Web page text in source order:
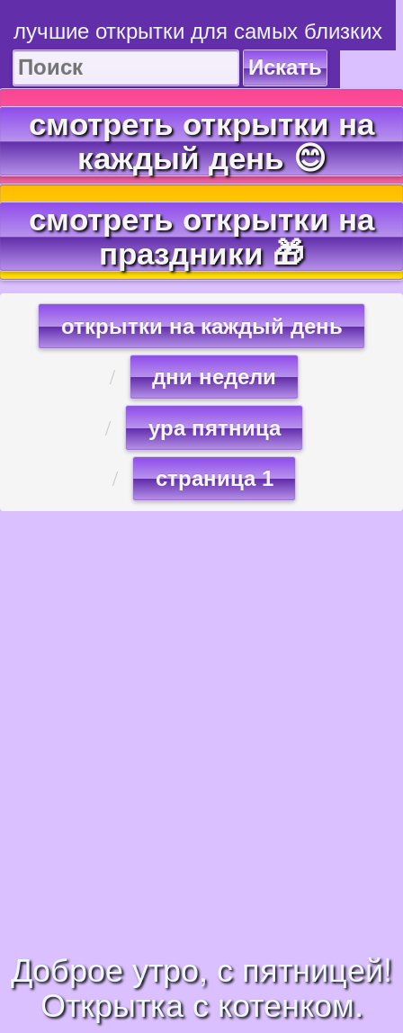
лучшие открытки для самых близких
Искать
смотреть открытки на
каждый день 😊
смотреть открытки на
праздники 🎁
открытки на каждый день
дни недели
ура пятница
страница 1
Доброе утро, с пятницей!
Открытка с котенком.